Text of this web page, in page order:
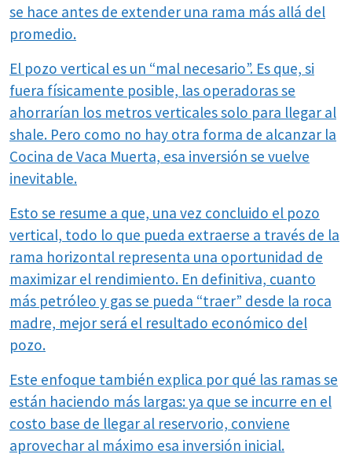
se hace antes de extender una rama más allá del
promedio.
El pozo vertical es un “mal necesario”. Es que, si
fuera físicamente posible, las operadoras se
ahorrarían los metros verticales solo para llegar al
shale. Pero como no hay otra forma de alcanzar la
Cocina de Vaca Muerta, esa inversión se vuelve
inevitable.
Esto se resume a que, una vez concluido el pozo
vertical, todo lo que pueda extraerse a través de la
rama horizontal representa una oportunidad de
maximizar el rendimiento. En definitiva, cuanto
más petróleo y gas se pueda “traer” desde la roca
madre, mejor será el resultado económico del
pozo.
Este enfoque también explica por qué las ramas se
están haciendo más largas: ya que se incurre en el
costo base de llegar al reservorio, conviene
aprovechar al máximo esa inversión inicial.